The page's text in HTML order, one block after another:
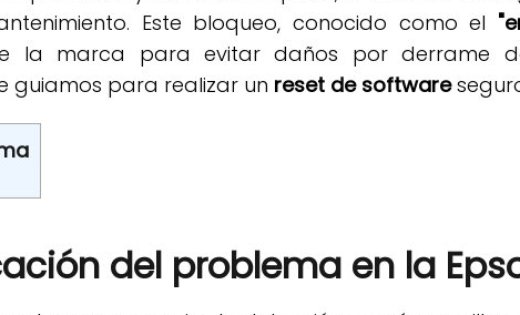
Este bloqueo, conocido como el
la marca para evitar daños por derrame
guiamos para realizar un reset de software
del problema en la